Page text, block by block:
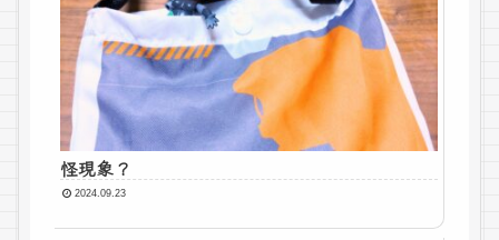
怪現象？
2024.09.23